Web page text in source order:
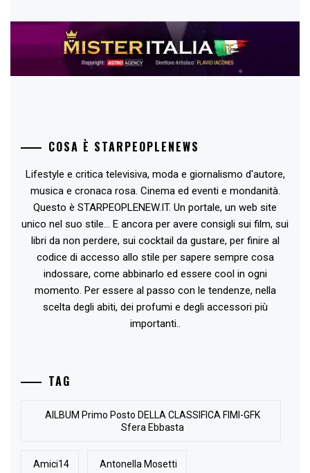
COSA È STARPEOPLENEWS
Lifestyle e critica televisiva, moda e giornalismo d'autore,
musica e cronaca rosa. Cinema ed eventi e mondanità.
Questo è STARPEOPLENEW.IT. Un portale, un web site
unico nel suo stile... E ancora per avere consigli sui film, sui
libri da non perdere, sui cocktail da gustare, per finire al
codice di accesso allo stile per sapere sempre cosa
indossare, come abbinarlo ed essere cool in ogni
momento. Per essere al passo con le tendenze, nella
scelta degli abiti, dei profumi e degli accessori più
importanti..
TAG
AlLBUM Primo Posto DELLA CLASSIFICA FIMI-GFK
Sfera Ebbasta
Amici14 Antonella Mosetti